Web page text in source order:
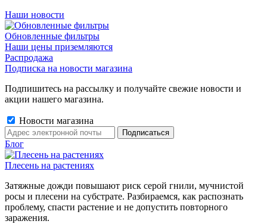
Наши новости
Обновленные фильтры
Наши цены приземляются
Распродажа
Подписка на новости магазина
Подпишитесь на рассылку и получайте свежие новости и
акции нашего магазина.
Новости магазина
Блог
Плесень на растениях
Затяжные дожди повышают риск серой гнили, мучнистой
росы и плесени на субстрате. Разбираемся, как распознать
проблему, спасти растение и не допустить повторного
заражения.